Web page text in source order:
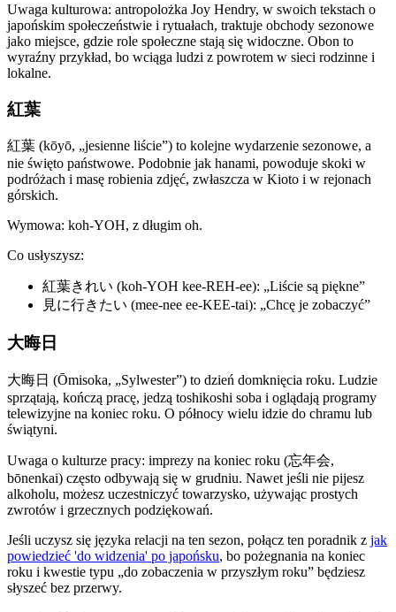
Uwaga kulturowa: antropolożka Joy Hendry, w swoich tekstach o
japońskim społeczeństwie i rytuałach, traktuje obchody sezonowe
jako miejsce, gdzie role społeczne stają się widoczne. Obon to
wyraźny przykład, bo wciąga ludzi z powrotem w sieci rodzinne i
lokalne.
紅葉
紅葉 (kōyō, „jesienne liście”) to kolejne wydarzenie sezonowe, a
nie święto państwowe. Podobnie jak hanami, powoduje skoki w
podróżach i masę robienia zdjęć, zwłaszcza w Kioto i w rejonach
górskich.
Wymowa: koh-YOH, z długim oh.
Co usłyszysz:
紅葉きれい (koh-YOH kee-REH-ee): „Liście są piękne”
見に行きたい (mee-nee ee-KEE-tai): „Chcę je zobaczyć”
大晦日
大晦日 (Ōmisoka, „Sylwester”) to dzień domknięcia roku. Ludzie
sprzątają, kończą pracę, jedzą toshikoshi soba i oglądają programy
telewizyjne na koniec roku. O północy wielu idzie do chramu lub
świątyni.
Uwaga o kulturze pracy: imprezy na koniec roku (忘年会,
bōnenkai) często odbywają się w grudniu. Nawet jeśli nie pijesz
alkoholu, możesz uczestniczyć towarzysko, używając prostych
zwrotów i grzecznych podziękowań.
Jeśli uczysz się języka relacji na ten sezon, połącz ten poradnik z jak
powiedzieć 'do widzenia' po japońsku, bo pożegnania na koniec
roku i kwestie typu „do zobaczenia w przyszłym roku” będziesz
słyszeć bez przerwy.